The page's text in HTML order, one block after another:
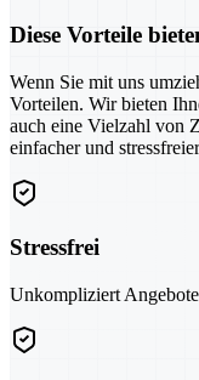
Diese Vorteile
Wenn Sie mit uns
Vorteilen. Wir bieten
auch eine Vielzahl von
einfacher und
Stressfrei
Unkompliziert